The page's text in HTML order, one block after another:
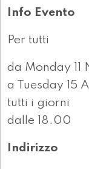
Info Evento
Per tutti
da Monday 11
a Tuesday 15
tutti i giorni
dalle 18.00
Indirizzo